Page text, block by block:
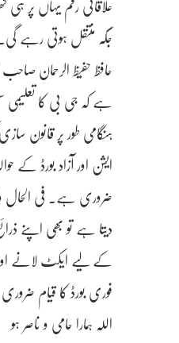
جگہ منتقل ہوتی رہے
حافظ حفیظ الرحمان
ہے کہ جی بی کا
ہنگامی طور پر قانون
ایشن اور آزاد بورڈ
ضروری ہے. فی
دیتا ہے تو بھی اپنے
کے لیے ایکٹ لانے
فوری بورڈ کا قیام
اللہ ہمارا حامی و ناصر ہو